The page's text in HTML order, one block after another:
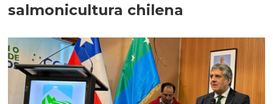
salmonicultura chilena